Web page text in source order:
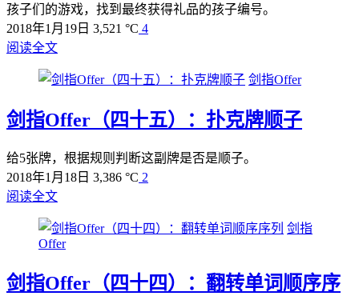
孩子们的游戏，找到最终获得礼品的孩子编号。
2018年1月19日 3,521 °C 4
阅读全文
剑指Offer
剑指Offer（四十五）：扑克牌顺子
给5张牌，根据规则判断这副牌是否是顺子。
2018年1月18日 3,386 °C 2
阅读全文
剑指
Offer
剑指Offer（四十四）：翻转单词顺序序